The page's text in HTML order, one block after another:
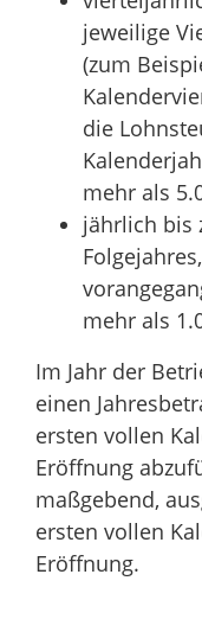
jeweilige
(zum
die
mehr als
jährlich bis
mehr als
Im Jahr der
einen
ersten vollen
Eröffnung
maßgebend,
ersten vollen
Eröffnung.